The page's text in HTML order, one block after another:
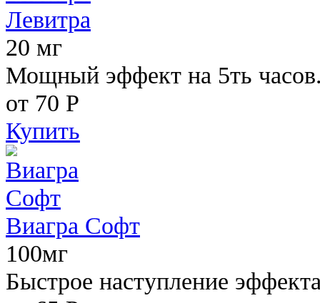
Левитра
20 мг
Мощный эффект на 5ть
от 70 Р
Купить
Виагра Софт
100мг
Быстрое наступление